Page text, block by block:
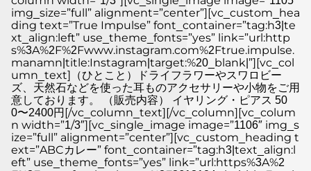
img_size=”full” alignment=”center”][vc_custom_hea
ding text=”True Impulse” font_container=”tag:h3|te
xt_align:left” use_theme_fonts=”yes” link=”url:http
s%3A%2F%2Fwww.instagram.com%2Ftrue.impulse.
manamn|title:Instagram|target:%20_blank|”][vc_col
umn_text]（ひとこと）ドライフラワーやスワロビー
ズ、天然石などを使った耳ものアクセサリーや小物をご用
意しております。 （販売内容） イヤリング・ピアス 50
0〜2400円[/vc_column_text][/vc_column][vc_colum
n width=”1/3″][vc_single_image image=”1106″ img_s
ize=”full” alignment=”center”][vc_custom_heading t
ext=”ABCカレー” font_container=”tag:h3|text_align:l
eft” use_theme_fonts=”yes” link=”url:https%3A%2